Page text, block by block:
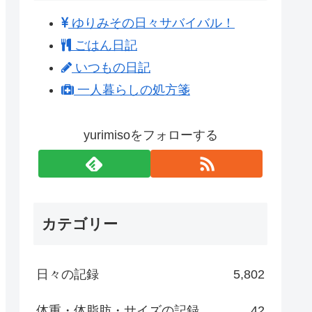
ゆりみその日々サバイバル！
ごはん日記
いつもの日記
一人暮らしの処方箋
yurimisoをフォローする
カテゴリー
日々の記録 5,802